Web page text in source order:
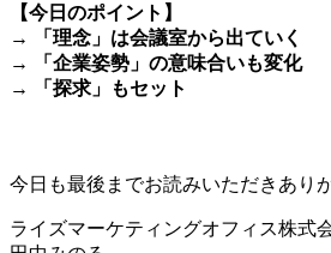
【今日のポイント】
→ 「理念」は会議室から出ていく
→ 「企業姿勢」の意味合いも変化
→ 「探求」もセット
今日も最後までお読みいただきあり
ライズマーケティングオフィス株式